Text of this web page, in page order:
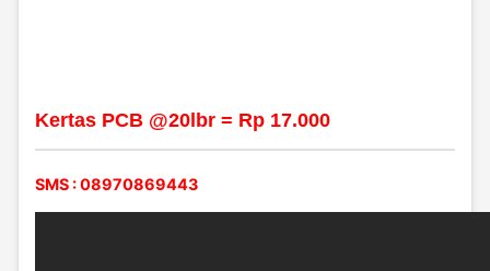
Kertas PCB @20lbr = Rp 17.000
SMS : 08970869443